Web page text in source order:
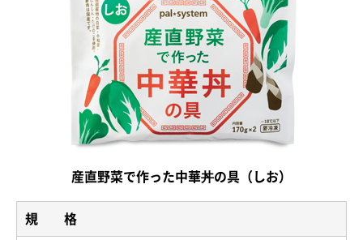
産直野菜で作った中華丼の具（しお）
規 格